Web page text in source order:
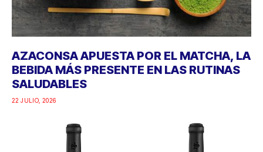
AZACONSA APUESTA POR EL MATCHA, LA
BEBIDA MÁS PRESENTE EN LAS RUTINAS
SALUDABLES
22 JULIO, 2026